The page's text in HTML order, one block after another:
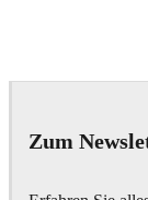
Zum